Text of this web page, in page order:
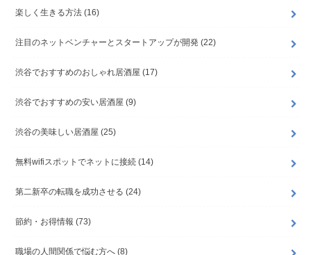
楽しく生きる方法 (16)
注目のネットベンチャーとスタートアップが開発 (22)
渋谷でおすすめのおしゃれ居酒屋 (17)
渋谷でおすすめの安い居酒屋 (9)
渋谷の美味しい居酒屋 (25)
無料wifiスポットでネットに接続 (14)
第二新卒の転職を成功させる (24)
節約・お得情報 (73)
職場の人間関係で悩む方へ (8)